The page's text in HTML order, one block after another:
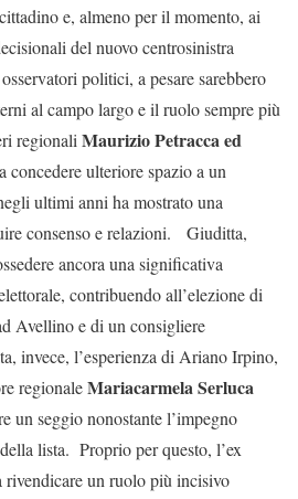
e, almeno per il momento, ai
del nuovo centrosinistra
politici, a pesare sarebbero
al campo largo e il ruolo sempre più
regionaliMaurizio Petracca ed
concedere ulteriore spazio a un
ultimi anni ha mostrato una
consenso e relazioni. Giuditta,
ancora una significativa
contribuendo all’elezione di
Avellino e di un consigliere
invece, l’esperienza di Ariano Irpino,
regionaleMariacarmela Serluca
un seggio nonostante l’impegno
lista. Proprio per questo, l’ex
rivendicare un ruolo più incisivo